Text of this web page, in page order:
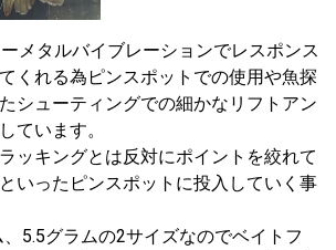
メタルバイブレーションでレスポンス
くれる為ピンスポットでの使用や魚探
シューティングでの細かなリフトアン
ています。
ッキングとは反対にポイントを絞れて
いったピンスポットに投入していく事
5.5グラムの2サイズなのでベイトフ